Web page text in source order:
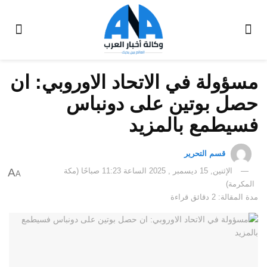
مسؤولة في الاتحاد الاوروبي: ان
حصل بوتين على دونباس
فسيطمع بالمزيد
قسم التحرير
الإثنين, 15 ديسمبر , 2025 الساعة 11:23 صباحًا (مكة
المكرمة)
مدة المقالة: 2 دقائق قراءة
A
A